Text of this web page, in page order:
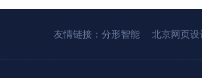
友情链接： 分形智能 北京网页设